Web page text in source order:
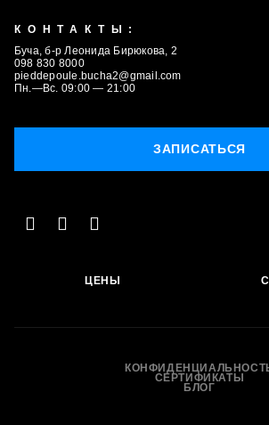
КОНТАКТЫ:
Буча, б-р Леонида Бирюкова, 2
098 830 8000
pieddepoule.bucha2@gmail.com
Пн.—Вс. 09:00 — 21:00
ЗАПИСАТЬСЯ
ЦЕНЫ
СЕРТИФИКАТЫ
БЛОГ